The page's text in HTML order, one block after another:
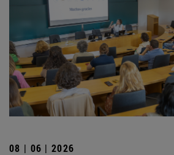
08 | 06 | 2026